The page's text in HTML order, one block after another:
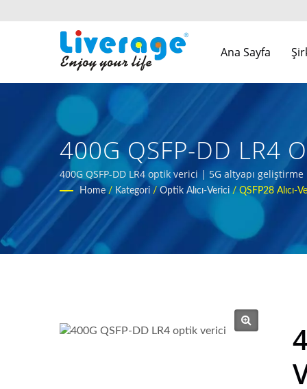
Ana Sayfa
400G QSFP-DD LR4
QSPF Modülleri
400G QSFP-DD LR4 optik verici | 5G altyapı
Home / Kategori / Optik Alıcı-Verici / QSFP28 Alıcı-